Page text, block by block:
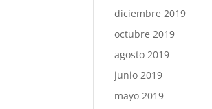
diciembre 2019
octubre 2019
agosto 2019
junio 2019
mayo 2019